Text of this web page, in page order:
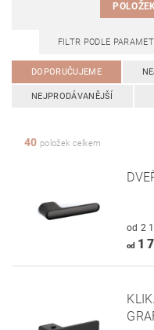
FILTR PODLE
DOPORUČUJEME
NEJPRODÁVANĚJŠÍ
40 položek celkem
od1